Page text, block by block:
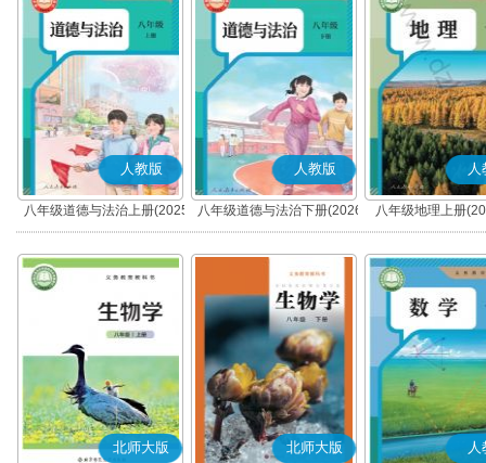
人教版
八年级道德与法治上册(2025
秋版)(部编版)
人教版
八年级道德与法治下册(2026
春版)(部编版)
人
八年级地理上册
北师大版 北师大版 人